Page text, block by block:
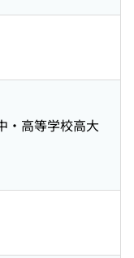
・高等学校高大